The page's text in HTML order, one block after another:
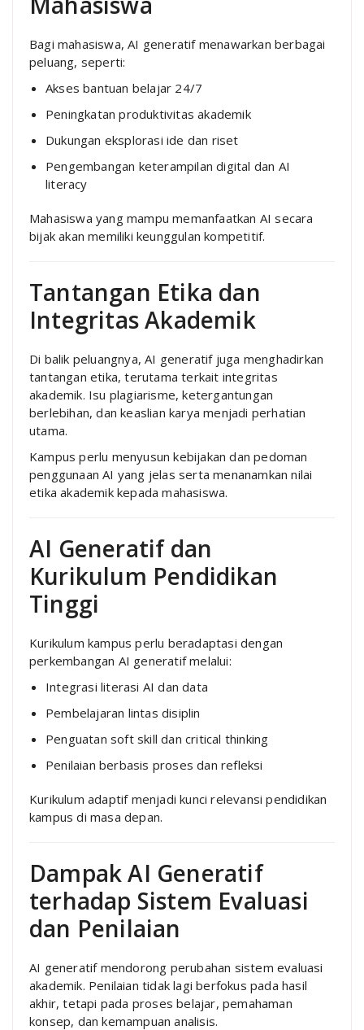
Bagi mahasiswa, AI generatif menawarkan berbagai
peluang, seperti:
Akses bantuan belajar 24/7
Peningkatan produktivitas akademik
Dukungan eksplorasi ide dan riset
Pengembangan keterampilan digital dan AI
literacy
Mahasiswa yang mampu memanfaatkan AI secara
bijak akan memiliki keunggulan kompetitif.
Tantangan Etika dan
Integritas Akademik
Di balik peluangnya, AI generatif juga menghadirkan
tantangan etika, terutama terkait integritas
akademik. Isu plagiarisme, ketergantungan
berlebihan, dan keaslian karya menjadi perhatian
utama.
Kampus perlu menyusun kebijakan dan pedoman
penggunaan AI yang jelas serta menanamkan nilai
etika akademik kepada mahasiswa.
AI Generatif dan
Kurikulum Pendidikan
Tinggi
Kurikulum kampus perlu beradaptasi dengan
perkembangan AI generatif melalui:
Integrasi literasi AI dan data
Pembelajaran lintas disiplin
Penguatan soft skill dan critical thinking
Penilaian berbasis proses dan refleksi
Kurikulum adaptif menjadi kunci relevansi pendidikan
kampus di masa depan.
Dampak AI Generatif
terhadap Sistem Evaluasi
dan Penilaian
AI generatif mendorong perubahan sistem evaluasi
akademik. Penilaian tidak lagi berfokus pada hasil
akhir, tetapi pada proses belajar, pemahaman
konsep, dan kemampuan analisis.